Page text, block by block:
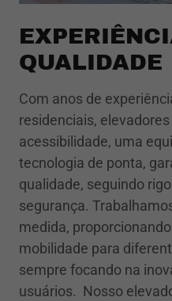
QUALIDADE
Com anos de
residenciais,
acessibilidade, uma
tecnologia de ponta,
qualidade, seguindo
segurança.
medida,
mobilidade para
sempre focando na
usuários. Nosso